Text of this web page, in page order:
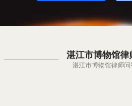
湛江市博物馆律
湛江市博物馆律师问